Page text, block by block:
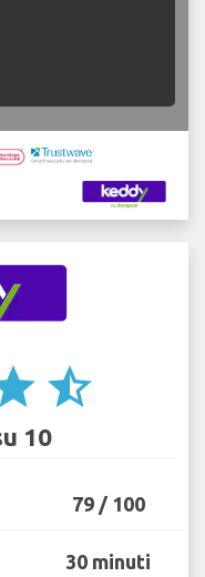
star_half
10
79 / 100
30 minuti